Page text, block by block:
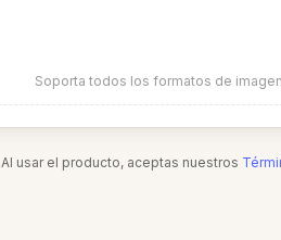
Soporta todos los formatos de
Al usar el producto, aceptas nuestros